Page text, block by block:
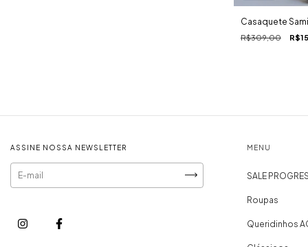
Casaquete
R$309,00
ASSINE NOSSA NEWSLETTER MENU
SALE
Roupas
Queridinhos